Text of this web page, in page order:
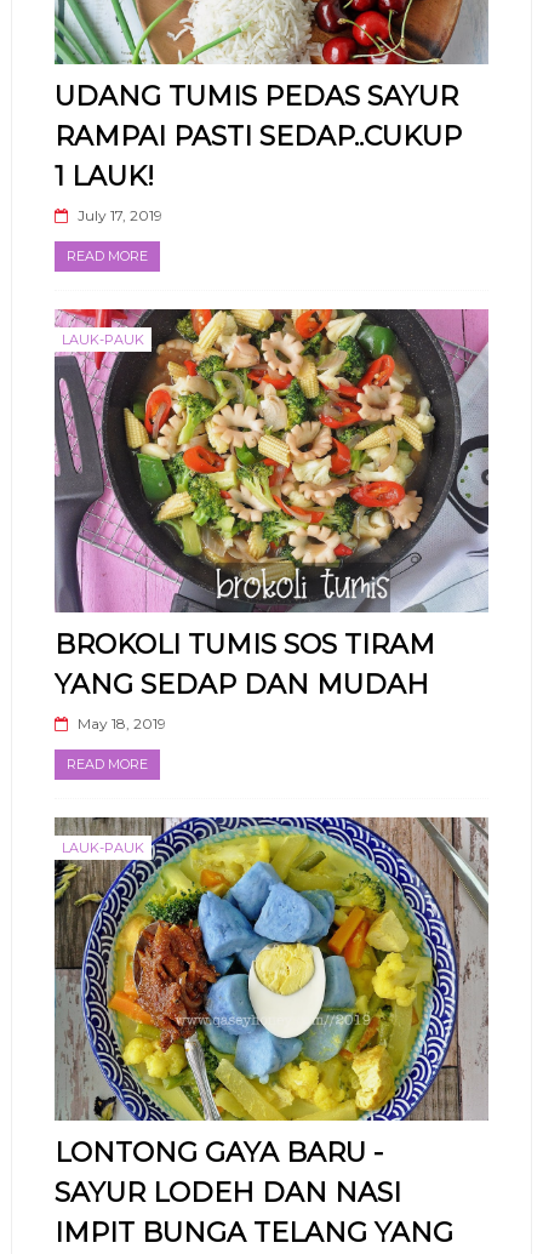
UDANG TUMIS PEDAS SAYUR
RAMPAI PASTI SEDAP..CUKUP
1 LAUK!
July 17, 2019
READ MORE
LAUK-PAUK
BROKOLI TUMIS SOS TIRAM
YANG SEDAP DAN MUDAH
May 18, 2019
READ MORE
LAUK-PAUK
LONTONG GAYA BARU -
SAYUR LODEH DAN NASI
IMPIT BUNGA TELANG YANG